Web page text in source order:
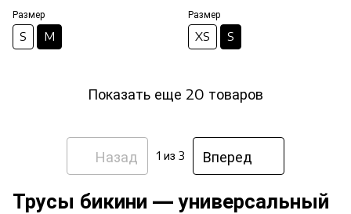
Размер
S M
Размер
XS S
Показать еще 20 товаров
Назад 1 из 3 Вперед
Трусы бикини — универсальный